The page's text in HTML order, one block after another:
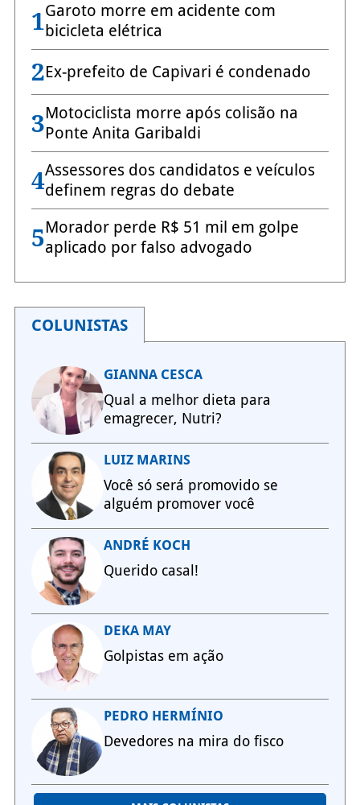
1Garoto morre em acidente com
bicicleta elétrica
2Ex-prefeito de Capivari é condenado
3Motociclista morre após colisão na
Ponte Anita Garibaldi
4Assessores dos candidatos e veículos
definem regras do debate
5Morador perde R$ 51 mil em golpe
aplicado por falso advogado
COLUNISTAS
GIANNA CESCA
Qual a melhor dieta para
emagrecer, Nutri?
LUIZ MARINS
Você só será promovido se
alguém promover você
ANDRÉ KOCH
Querido casal!
DEKA MAY
Golpistas em ação
PEDRO HERMÍNIO
Devedores na mira do fisco